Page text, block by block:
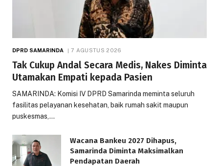
DPRD SAMARINDA 7 AGUSTUS 2026
Tak Cukup Andal Secara Medis, Nakes Diminta
Utamakan Empati kepada Pasien
SAMARINDA: Komisi IV DPRD Samarinda meminta seluruh
fasilitas pelayanan kesehatan, baik rumah sakit maupun
puskesmas,…
Wacana Bankeu 2027 Dihapus,
Samarinda Diminta Maksimalkan
Pendapatan Daerah